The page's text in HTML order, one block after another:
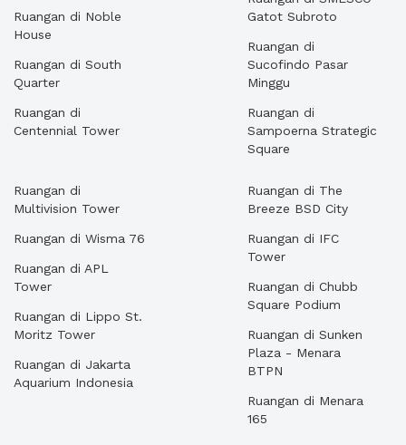
Ruangan di Noble
House
Ruangan di South
Quarter
Ruangan di
Centennial Tower
Gatot Subroto
Ruangan di
Sucofindo Pasar
Minggu
Ruangan di
Sampoerna Strategic
Square
Ruangan di
Multivision Tower
Ruangan di Wisma 76
Ruangan di APL
Tower
Ruangan di Lippo St.
Moritz Tower
Ruangan di Jakarta
Aquarium Indonesia
Ruangan di The
Breeze BSD City
Ruangan di IFC
Tower
Ruangan di Chubb
Square Podium
Ruangan di Sunken
Plaza - Menara
BTPN
Ruangan di Menara
165